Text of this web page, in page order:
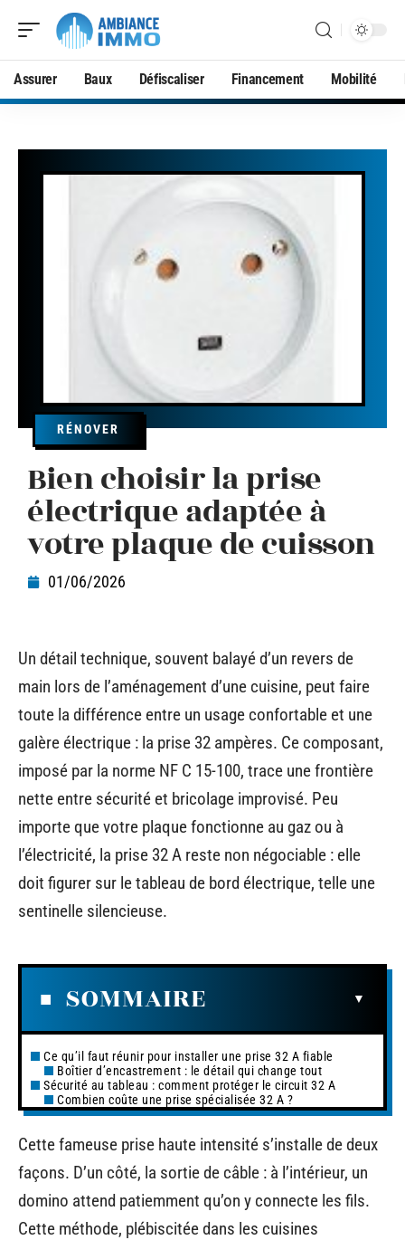
Assurer Baux Défiscaliser Financement Mobilité
RÉNOVER
Bien choisir la prise
électrique adaptée à
votre plaque de cuisson
01/06/2026
Un détail technique, souvent balayé d’un revers de
main lors de l’aménagement d’une cuisine, peut faire
toute la différence entre un usage confortable et une
galère électrique : la prise 32 ampères. Ce composant,
imposé par la norme NF C 15-100, trace une frontière
nette entre sécurité et bricolage improvisé. Peu
importe que votre plaque fonctionne au gaz ou à
l’électricité, la prise 32 A reste non négociable : elle
doit figurer sur le tableau de bord électrique, telle une
sentinelle silencieuse.
SOMMAIRE
Ce qu’il faut réunir pour installer une prise 32 A fiable
Boîtier d’encastrement : le détail qui change tout
Sécurité au tableau : comment protéger le circuit 32 A
Combien coûte une prise spécialisée 32 A ?
Cette fameuse prise haute intensité s’installe de deux
façons. D’un côté, la sortie de câble : à l’intérieur, un
domino attend patiemment qu’on y connecte les fils.
Cette méthode, plébiscitée dans les cuisines